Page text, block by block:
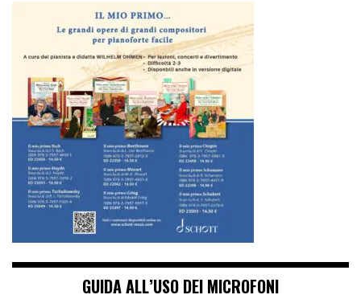
GUIDA ALL’USO DEI MICROFONI